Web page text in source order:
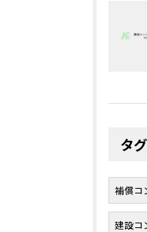
タグ
補償コ
建設コ